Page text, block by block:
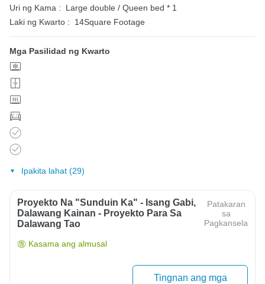
Uri ng Kama :
Large double / Queen bed * 1
Laki ng Kwarto :
14Square Footage
Mga Pasilidad ng Kwarto
Ipakita lahat (29)
Proyekto Na "Sunduin Ka" - Isang Gabi,
Dalawang Kainan - Proyekto Para Sa
Dalawang Tao
Patakaran
sa
Pagkansela
Kasama ang almusal
Tingnan ang mga